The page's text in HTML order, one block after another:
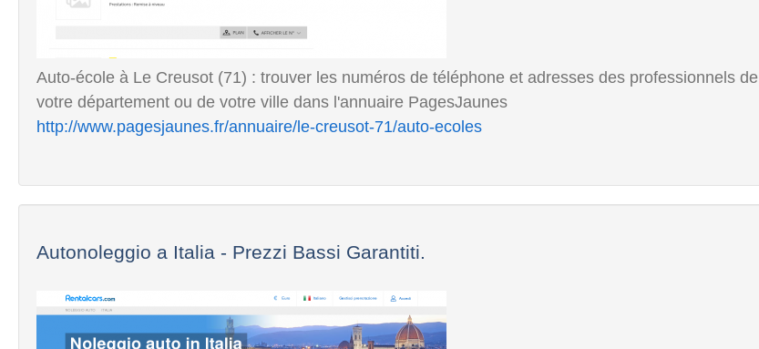
Auto-école à Le Creusot (71) : trouver les numéros de téléphone et adresses des professionnels de
votre département ou de votre ville dans l'annuaire PagesJaunes
http://www.pagesjaunes.fr/annuaire/le-creusot-71/auto-ecoles
Autonoleggio a Italia - Prezzi Bassi Garantiti.